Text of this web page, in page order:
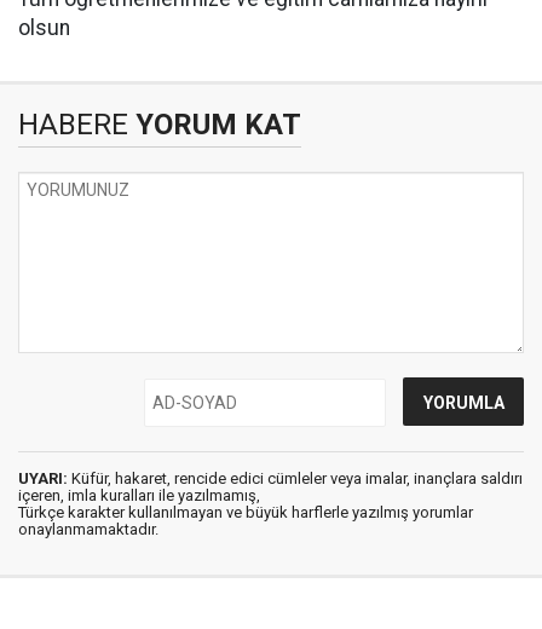
olsun
HABERE YORUM KAT
UYARI: Küfür, hakaret, rencide edici cümleler veya imalar, inançlara saldırı
içeren, imla kuralları ile yazılmamış,
Türkçe karakter kullanılmayan ve büyük harflerle yazılmış yorumlar
onaylanmamaktadır.